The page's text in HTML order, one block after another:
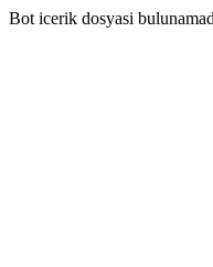
Bot icerik dosyasi